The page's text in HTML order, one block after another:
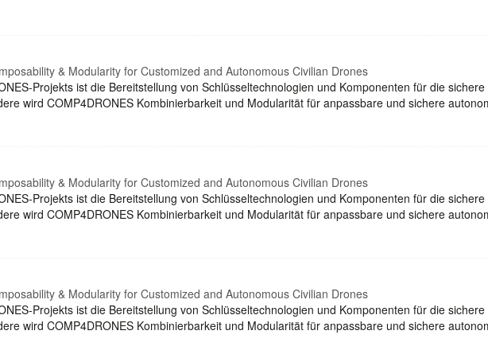
& Modularity for Customized and Autonomous Civilian Drones
Projekts ist die Bereitstellung von Schlüsseltechnologien und Komponenten für die
wird COMP4DRONES Kombinierbarkeit und Modularität für anpassbare und sichere
& Modularity for Customized and Autonomous Civilian Drones
Projekts ist die Bereitstellung von Schlüsseltechnologien und Komponenten für die
wird COMP4DRONES Kombinierbarkeit und Modularität für anpassbare und sichere
& Modularity for Customized and Autonomous Civilian Drones
Projekts ist die Bereitstellung von Schlüsseltechnologien und Komponenten für die
wird COMP4DRONES Kombinierbarkeit und Modularität für anpassbare und sichere